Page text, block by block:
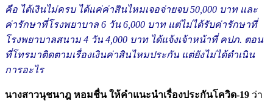
คือ ได้เงินไม่ครบ ได้แค่ค่าสินไหมเจอจ่ายจบ 50,000 บาท และ
ค่ารักษาที่โรงพยาบาล 6 วัน 6,000 บาท แต่ไม่ได้รับค่ารักษาที่
โรงพยาบาลสนาม 4 วัน 4,000 บาท ได้แจ้งเจ้าหน้าที่ คปภ. ตอน
ที่โทรมาติดตามเรื่องเงินค่าสินไหมประกัน แต่ยังไม่ได้ดำเนิน
การอะไร
นางสาวนุชนาฎ หอมชื่น ให้คำแนะนำเรื่องประกันโควิด-19 ว่า